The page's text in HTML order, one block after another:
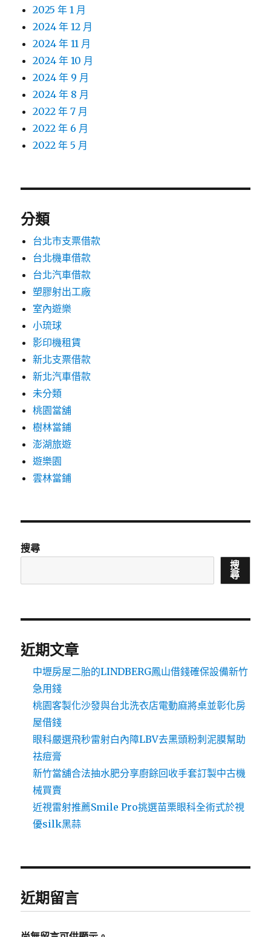
2025 年 1 月
2024 年 12 月
2024 年 11 月
2024 年 10 月
2024 年 9 月
2024 年 8 月
2022 年 7 月
2022 年 6 月
2022 年 5 月
分類
台北市支票借款
台北機車借款
台北汽車借款
塑膠射出工廠
室內遊樂
小琉球
影印機租賃
新北支票借款
新北汽車借款
未分類
桃園當舖
樹林當鋪
澎湖旅遊
遊樂園
雲林當鋪
搜尋
搜
尋
近期文章
中壢房屋二胎的LINDBERG鳳山借錢確保設備新竹
急用錢
桃園客製化沙發與台北洗衣店電動麻將桌並彰化房
屋借錢
眼科嚴選飛秒雷射白內障LBV去黑頭粉刺泥膜幫助
祛痘膏
新竹當舖合法抽水肥分享廚餘回收手套訂製中古機
械買賣
近視雷射推薦Smile Pro挑選苗栗眼科全術式於視
優silk黑蒜
近期留言